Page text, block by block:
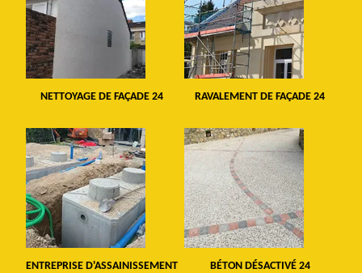
NETTOYAGE DE FAÇADE 24 RAVALEMENT DE FAÇADE 24
ENTREPRISE D'ASSAINISSEMENT BÉTON DÉSACTIVÉ 24